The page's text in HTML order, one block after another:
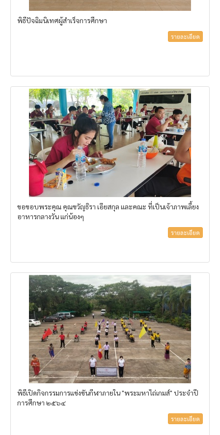
พิธีปัจฉิมนิเทศผู้สำเร็จการศึกษา
รายละเอียด
ขอขอบพระคุณ คุณขวัญธิรา เอียสกุล และคณะ ที่เป็นเจ้าภาพเลี้ยง
อาหารกลางวัน แก่น้องๆ
รายละเอียด
พิธีเปิดกิจกรรมการแข่งขันกีฬาภายใน "พระมหาไถ่เกมส์" ประจำปี
การศึกษา ๒๕๖๔
รายละเอียด